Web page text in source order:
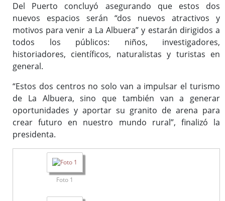
Del Puerto concluyó asegurando que estos dos
nuevos espacios serán “dos nuevos atractivos y
motivos para venir a La Albuera” y estarán dirigidos a
todos los públicos: niños, investigadores,
historiadores, científicos, naturalistas y turistas en
general.
“Estos dos centros no solo van a impulsar el turismo
de La Albuera, sino que también van a generar
oportunidades y aportar su granito de arena para
crear futuro en nuestro mundo rural”, finalizó la
presidenta.
Foto 1